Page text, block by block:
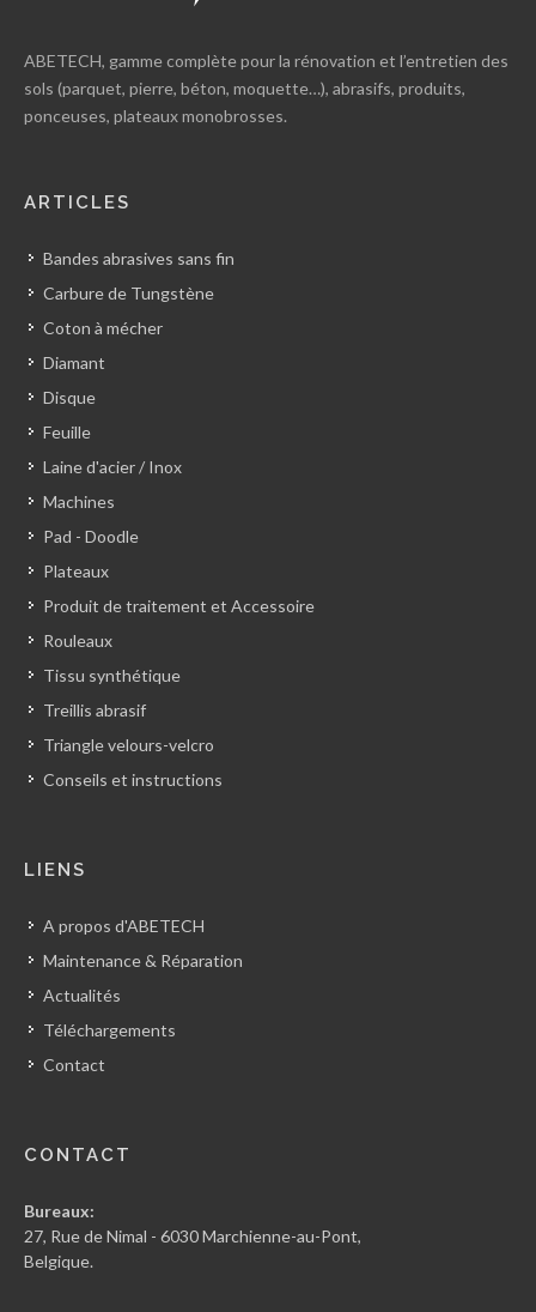
ABETECH, gamme complète pour la rénovation et l’entretien des
sols (parquet, pierre, béton, moquette…), abrasifs, produits,
ponceuses, plateaux monobrosses.
ARTICLES
Bandes abrasives sans fin
Carbure de Tungstène
Coton à mécher
Diamant
Disque
Feuille
Laine d'acier / Inox
Machines
Pad - Doodle
Plateaux
Produit de traitement et Accessoire
Rouleaux
Tissu synthétique
Treillis abrasif
Triangle velours-velcro
Conseils et instructions
LIENS
A propos d'ABETECH
Maintenance & Réparation
Actualités
Téléchargements
Contact
CONTACT
Bureaux:
27, Rue de Nimal - 6030 Marchienne-au-Pont,
Belgique.